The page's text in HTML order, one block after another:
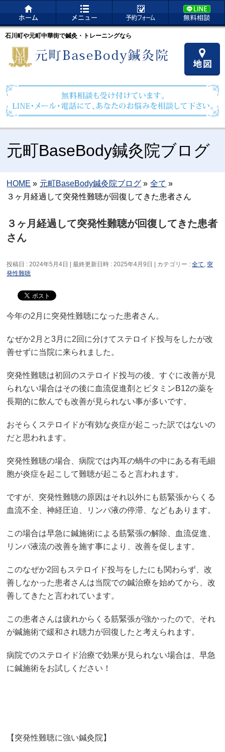
石川町や元町中華街で鍼灸・トレーニングなら
元町BaseBody鍼灸院ブログ
HOME » 元町BaseBody鍼灸院ブログ » 全て »
３ヶ月経過して突発性難聴が回復してきた患者さん
３ヶ月経過して突発性難聴が回復してきた患者
さん
投稿日 : 2024年5月4日 最終更新日時 : 2025年4月9日 カテゴリー :全て, 突
発性難聴
今年の2月に突発性難聴になった患者さん。
なぜか2月と3月に2回に分けてステロイド投与をしたが改
善せずに当院に来られました。
突発性難聴は初回のステロイド投与の後、すぐに改善が見
られない場合はその後に血流促進剤とビタミンB12の薬を
長期的に飲んでも改善が見られない事が多いです。
おそらくステロイドが有効な炎症が起こった訳ではないの
だと思われます。
突発性難聴の場合、病院では内耳の蝸牛の中にある有毛細
胞が炎症を起こして難聴が起こると言われます。
ですが、突発性難聴の原因はそれ以外にも筋緊張からくる
血流不全、神経圧迫、リンパ液の停滞、などもあります。
この場合は早急に鍼施術による筋緊張の解除、血流促進、
リンパ液流の改善を施す事により、改善を促します。
このなぜか2回もステロイド投与をしたにも関わらず、改
善しなかった患者さんは当院での鍼治療を始めてから、改
善してきたと言われています。
この患者さんは疲れからくる筋緊張が強かったので、それ
が鍼施術で緩和され聴力が回復したと考えられます。
病院でのステロイド治療で効果が見られない場合は、早急
に鍼施術をお試しください！
【突発性難聴に強い鍼灸院】